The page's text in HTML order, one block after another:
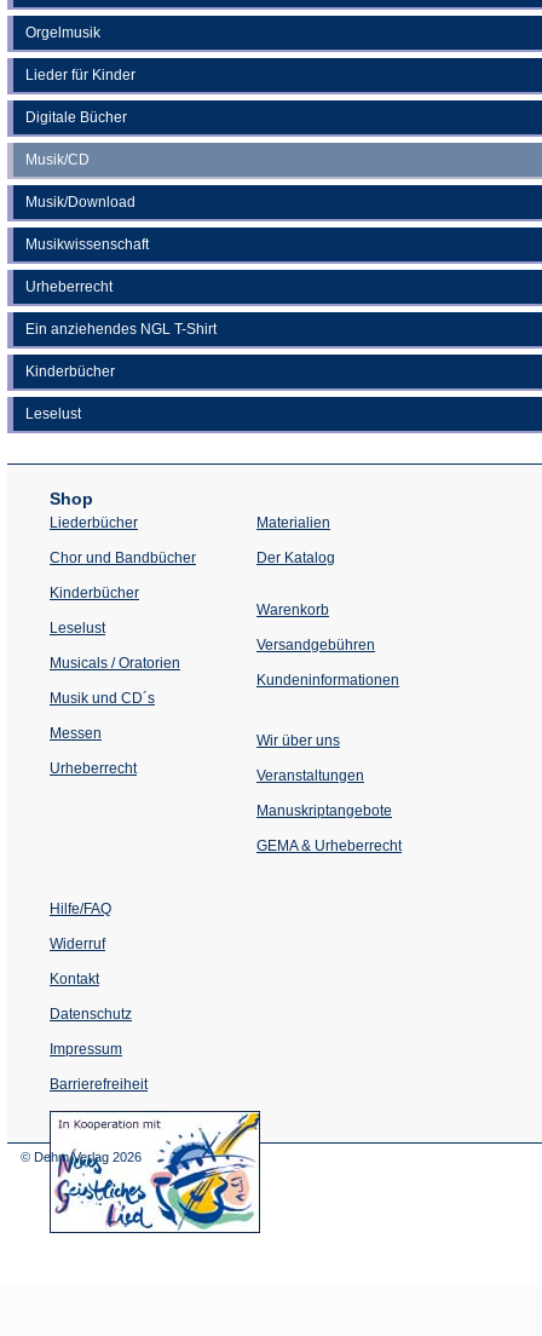
Orgelmusik
Lieder für Kinder
Digitale Bücher
Musik/CD
Musik/Download
Musikwissenschaft
Urheberrecht
Ein anziehendes NGL T-Shirt
Kinderbücher
Leselust
Shop
Liederbücher
Chor und Bandbücher
Kinderbücher
Leselust
Musicals / Oratorien
Musik und CD´s
Messen
Urheberrecht
Materialien
Der Katalog
Warenkorb
Versandgebühren
Kundeninformationen
Wir über uns
Veranstaltungen
einem
Tab)
Manuskriptangebote
GEMA & Urheberrecht
Hilfe/FAQ
Widerruf
Kontakt
Datenschutz
Impressum
Barrierefreiheit
(Öffnet
in
© Dehm Verlag 2026